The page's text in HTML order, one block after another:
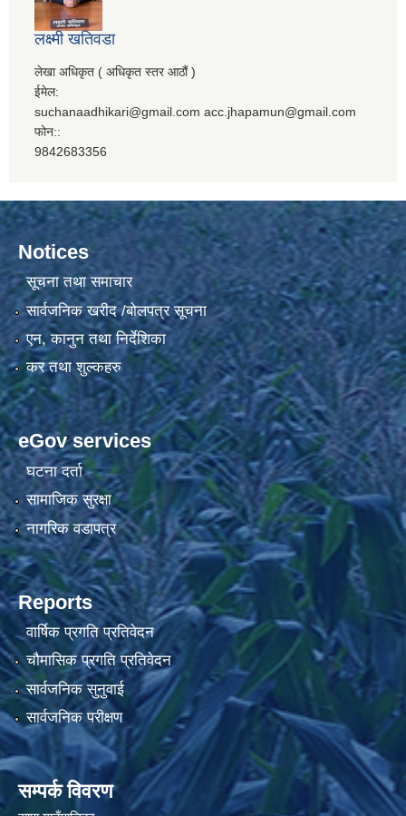
लक्ष्मी खतिवडा
लेखा अधिकृत ( अधिकृत स्तर आठौं )
ईमेल:
suchanaadhikari@gmail.com acc.jhapamun@gmail.com
फोन::
9842683356
Notices
सूचना तथा समाचार
सार्वजनिक खरीद /बोलपत्र सूचना
एन, कानुन तथा निर्देशिका
कर तथा शुल्कहरु
eGov services
घटना दर्ता
सामाजिक सुरक्षा
नागरिक वडापत्र
Reports
वार्षिक प्रगति प्रतिवेदन
चौमासिक प्रगति प्रतिवेदन
सार्वजनिक सुनुवाई
सार्वजनिक परीक्षण
सम्पर्क विवरण